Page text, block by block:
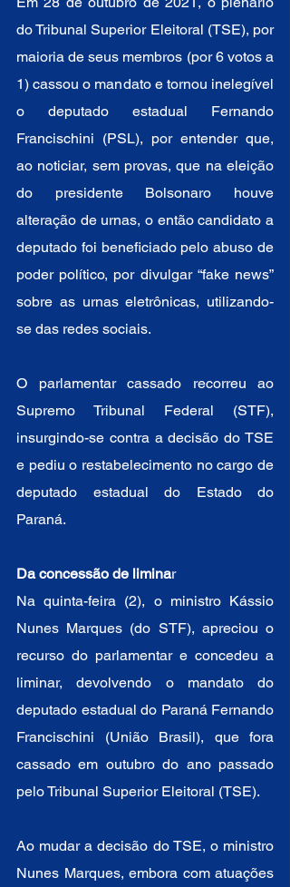
do Tribunal Superior Eleitoral (TSE), por
maioria de seus membros (por 6 votos a
1) cassou o mandato e tornou inelegível
o deputado estadual Fernando
Francischini (PSL), por entender que,
ao noticiar, sem provas, que na eleição
do presidente Bolsonaro houve
alteração de urnas, o então candidato a
deputado foi beneficiado pelo abuso de
poder político, por divulgar “fake news”
sobre as urnas eletrônicas, utilizando-
se das redes sociais.
O parlamentar cassado recorreu ao
Supremo Tribunal Federal (STF),
insurgindo-se contra a decisão do TSE
e pediu o restabelecimento no cargo de
deputado estadual do Estado do
Paraná.
Da concessão de liminar
Na quinta-feira (2), o ministro Kássio
Nunes Marques (do STF), apreciou o
liminar, devolvendo o mandato do
deputado estadual do Paraná Fernando
Francischini (União Brasil), que fora
cassado em outubro do ano passado
pelo Tribunal Superior Eleitoral (TSE).
Ao mudar a decisão do TSE, o ministro
Nunes Marques, embora com atuações